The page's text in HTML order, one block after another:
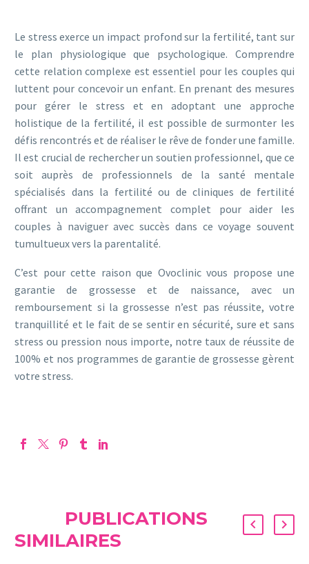
Le stress exerce un impact profond sur la fertilité, tant sur
le plan physiologique que psychologique. Comprendre
cette relation complexe est essentiel pour les couples qui
luttent pour concevoir un enfant. En prenant des mesures
pour gérer le stress et en adoptant une approche
holistique de la fertilité, il est possible de surmonter les
défis rencontrés et de réaliser le rêve de fonder une famille.
Il est crucial de rechercher un soutien professionnel, que ce
soit auprès de professionnels de la santé mentale
spécialisés dans la fertilité ou de cliniques de fertilité
offrant un accompagnement complet pour aider les
couples à naviguer avec succès dans ce voyage souvent
tumultueux vers la parentalité.
C’est pour cette raison que Ovoclinic vous propose une
garantie de grossesse et de naissance, avec un
remboursement si la grossesse n’est pas réussite, votre
tranquillité et le fait de se sentir en sécurité, sure et sans
stress ou pression nous importe, notre taux de réussite de
100% et nos programmes de garantie de grossesse gèrent
votre stress.
PUBLICATIONS
SIMILAIRES